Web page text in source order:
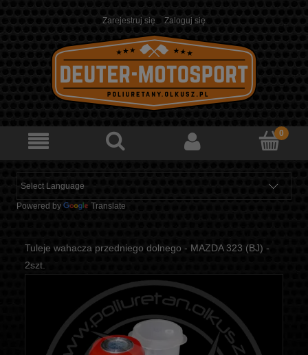
Zarejestruj się Zaloguj się
Powered by Translate
Tuleje wahacza przedniego dolnego - MAZDA 323 (BJ) -
2szt.